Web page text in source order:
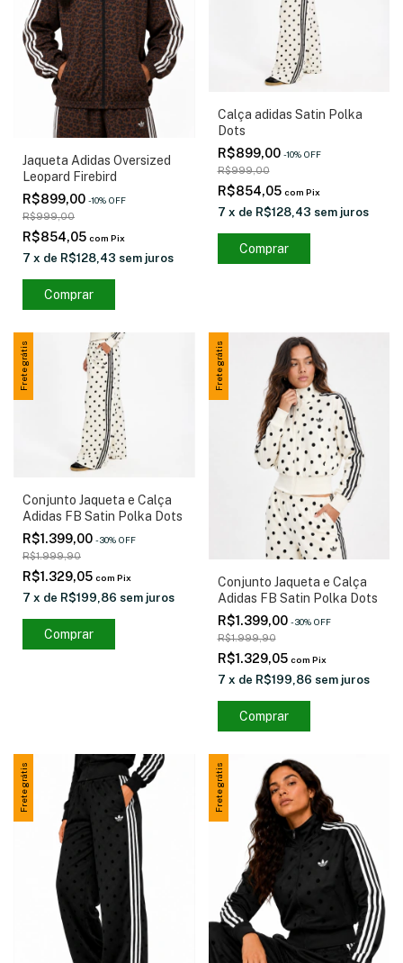
Jaqueta Adidas Oversized
Leopard Firebird
R$899,00 -10% OFF
R$999,00
R$854,05 com Pix
7 x de R$128,43 sem juros
Comprar
Calça adidas Satin Polka
Dots
R$899,00 -10% OFF
R$999,00
R$854,05 com Pix
7 x de R$128,43 sem juros
Comprar
Frete grátis
Conjunto Jaqueta e Calça
Adidas FB Satin Polka Dots
R$1.399,00 -30% OFF
R$1.999,90
R$1.329,05 com Pix
7 x de R$199,86 sem juros
Comprar
Frete grátis
Conjunto Jaqueta e Calça
Adidas FB Satin Polka Dots
R$1.399,00 -30% OFF
R$1.999,90
R$1.329,05 com Pix
7 x de R$199,86 sem juros
Comprar
Frete grátis Frete grátis